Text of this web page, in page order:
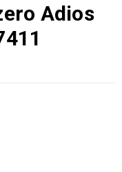
Adios